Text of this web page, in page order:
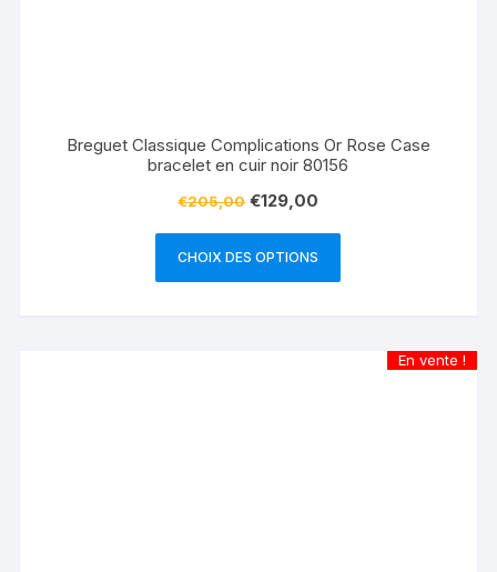
Breguet Classique Complications Or Rose Case
bracelet en cuir noir 80156
€205,00 €129,00
CHOIX DES OPTIONS
En vente !